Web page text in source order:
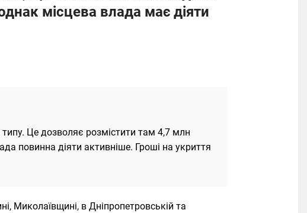
місцева влада має діяти
типу. Це дозволяє розмістити там 4,7 млн
повинна діяти активніше. Гроші на укриття
Миколаївщині, в Дніпропетровській та